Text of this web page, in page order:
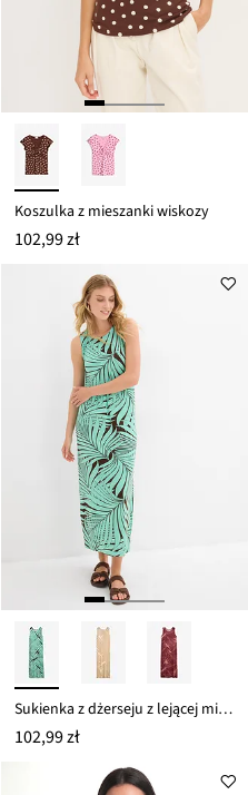
Koszulka z mieszanki wiskozy
102,99 zł
Sukienka z dżerseju z lejącej mieszanki wiskozy
102,99 zł